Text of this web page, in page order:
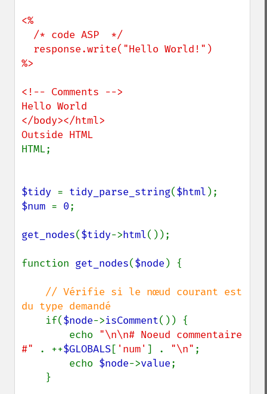
<%
%>
<!-- Comments -->
Hello World
</body></html>
HTML;
$tidy = tidy_parse_string($html
$num = 0;
get_nodes($tidy->html());
function get_nodes($node ) {
// Vérifie si le nœud courant est
du type demandé
if($node->isComment()) {
        echo
"\n\n# Noeud commentaire
#"
. ++$GLOBALS[ 'num' ] . "\n" ;
        echo
$node->value;